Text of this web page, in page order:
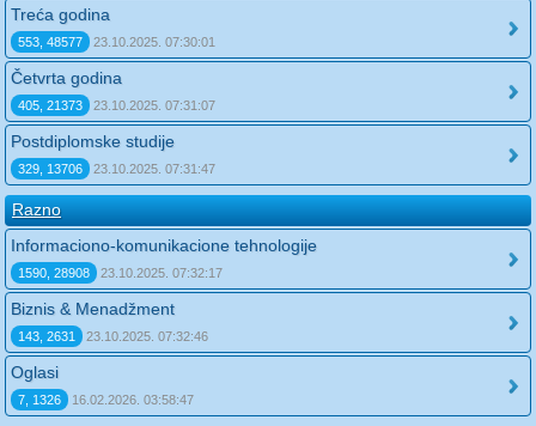
Treća godina
553, 48577 23.10.2025. 07:30:01
Četvrta godina
405, 21373 23.10.2025. 07:31:07
Postdiplomske studije
329, 13706 23.10.2025. 07:31:47
Razno
Informaciono-komunikacione tehnologije
1590, 28908 23.10.2025. 07:32:17
Biznis & Menadžment
143, 2631 23.10.2025. 07:32:46
Oglasi
7, 1326 16.02.2026. 03:58:47